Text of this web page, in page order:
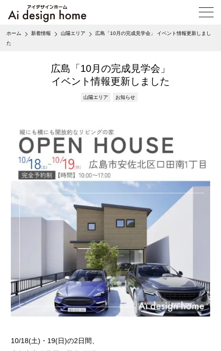
メ
ニ
ー
ホーム 新着情報 山陽エリア
広島「10月の完成見学会」 イベント情報更新しまし
た
広島「10月の完成見学会」
イベント情報更新しました
山陽エリア お知らせ
10/18(土)・19(日)の2日間、